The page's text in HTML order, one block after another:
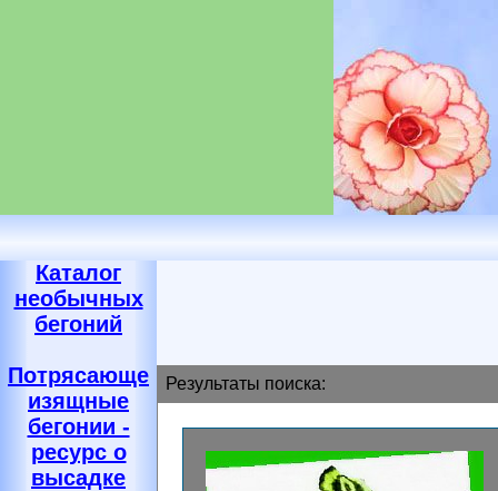
Каталог
необычных
бегоний
Потрясающе
изящные
бегонии -
ресурс о
высадке
Результаты поиска: